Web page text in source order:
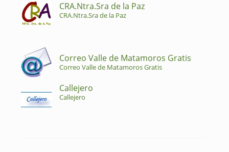
CRA.Ntra.Sra de la Paz
CRA.Ntra.Sra de la Paz
Correo Valle de Matamoros Gratis
Correo Valle de Matamoros Gratis
Callejero
Callejero